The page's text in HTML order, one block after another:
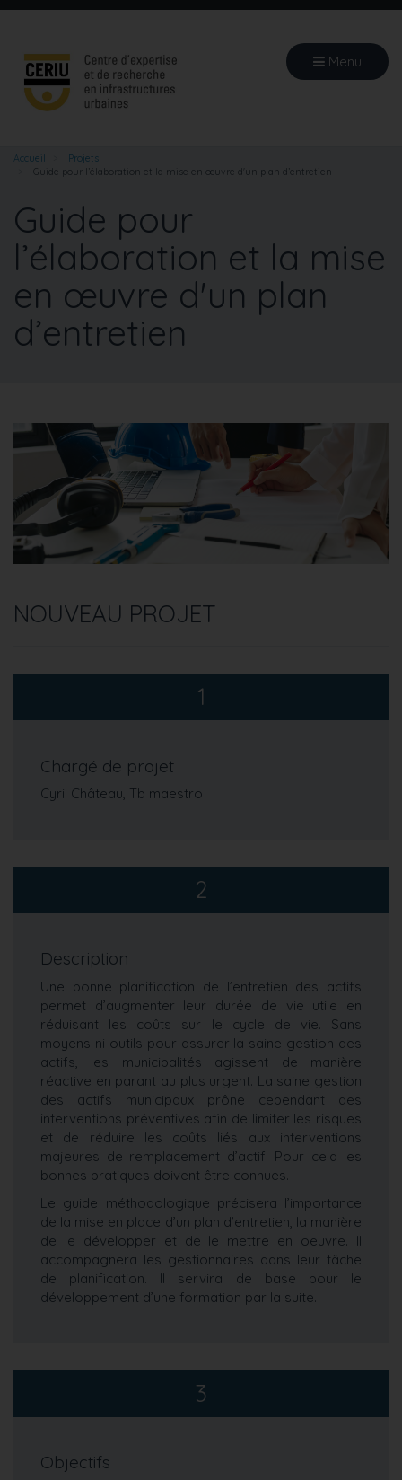
Aller
principal
Menu
Accueil
Projets
Guide pour l’élaboration et la mise en œuvre d'un plan d’entretien
Guide pour
l’élaboration et la mise
en œuvre d'un plan
d’entretien
NOUVEAU PROJET
1
Chargé de projet
Cyril Château, Tb maestro
2
Description
Une bonne planification de l’entretien des actifs
permet d’augmenter leur durée de vie utile en
réduisant les coûts sur le cycle de vie. Sans
moyens ni outils pour assurer la saine gestion des
actifs, les municipalités agissent de manière
réactive en parant au plus urgent. La saine gestion
des actifs municipaux prône cependant des
interventions préventives afin de limiter les risques
et de réduire les coûts liés aux interventions
majeures de remplacement d’actif. Pour cela les
bonnes pratiques doivent être connues.
Le guide méthodologique précisera l’importance
de la mise en place d’un plan d’entretien, la manière
de le développer et de le mettre en oeuvre. Il
accompagnera les gestionnaires dans leur tâche
de planification. Il servira de base pour le
développement d’une formation par la suite.
3
Objectifs